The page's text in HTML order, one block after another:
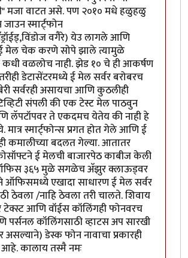
मजा वाटत असे. पण २०१० मधे हळुहळु
स्मार्ट्फोन
वगैरे) येउ लागले आणि
मेल चेक करणे सोपे झाले त्यामुळे
वळलोच नाही. झेड १० चे ही आकर्षण
डेटासेंटरमध्ये ई मेल सर्वर बरोबरच
सर्वरही असायचा आणि कुठलीही
संपली की एक टेस्ट मेल पाठवुन
लॅपटॉपवर ते एकदमच येतेय की नाही हे
मात्र स्मार्ट्फोन्स प्रगत होत गेले आणि ई
कमालीच्या बदलत गेल्या. आतातर
ई मेलची बाजारपेठ काबीज केली
३६५ मुळे सगळेच अ‍ॅझुर क्लाऊड्वर
एखादा साधारण ई मेल सर्वर
ठेवला /नाहि ठेवला तरी चालते. शिवाय
टेक्स्ट आणि वॉईस कॉलिंगही फोनवरच
कॉलिंगसाठी व्हाटस अप सारखी
असल्याने) डेस्क फोन नावाचा प्रकारही
कालाय तस्मै नमः